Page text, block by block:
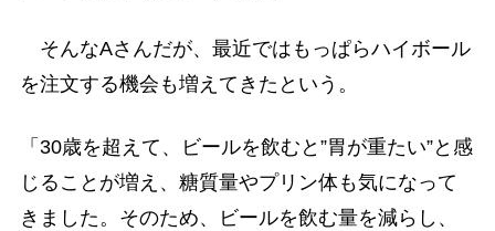
そんなAさんだが、最近ではもっぱらハイボール
を注文する機会も増えてきたという。
「30歳を超えて、ビールを飲むと”胃が重たい”と感
じることが増え、糖質量やプリン体も気になって
きました。そのため、ビールを飲む量を減らし、